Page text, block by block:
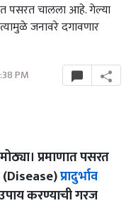
पसरत चालला आहे. गेल्या
जनावरे दगावणार
PM
प्रमाणात पसरत
(Disease)प्रादुर्भाव
करण्याची गरज